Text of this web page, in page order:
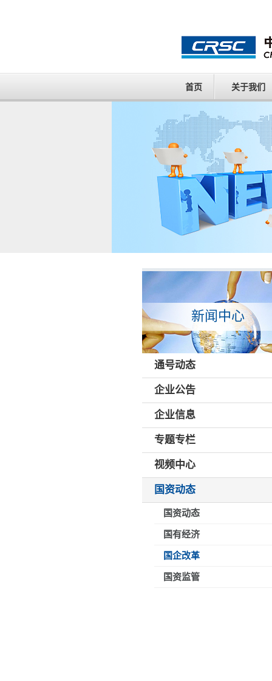
首页 关于我们
新闻中心
通号动态
企业公告
企业信息
专题专栏
视频中心
国资动态
国资动态
国有经济
国企改革
国资监管